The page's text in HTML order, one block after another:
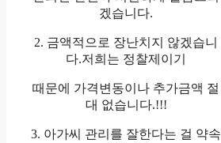
겠습니다.
2. 금액적으로 장난치지 않겠습니
다.저희는 정찰제이기
때문에 가격변동이나 추가금액 절
대 없습니다.!!!
3. 아가씨 관리를 잘한다는 걸 약속